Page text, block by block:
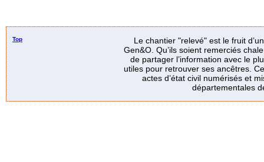
Top
Le chantier "relevé" est le fruit
Gen&O. Qu’ils soient remerciés
de partager l’information avec le
utiles pour retrouver ses ancêtres.
actes d’état civil numérisés et
départementales